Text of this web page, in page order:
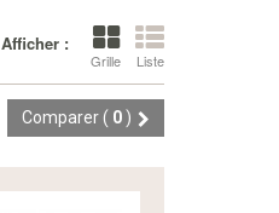
Afficher :
Grille Liste
Comparer ( 0 )